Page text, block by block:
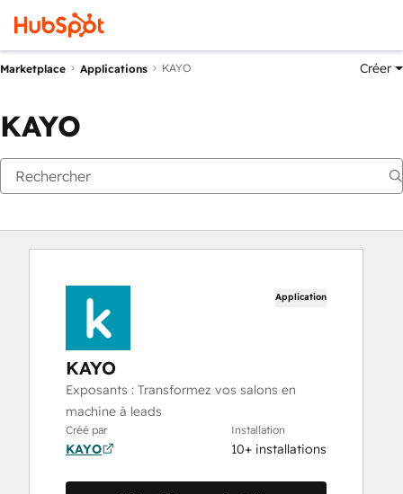
Marketplace Applications KAYO Créer
KAYO
Application
KAYO
Exposants : Transformez vos salons en
machine à leads
Créé par
KAYO
Installation
10+ installations